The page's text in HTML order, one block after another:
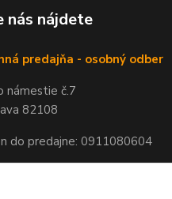
nás nájdete
predajňa - osobný odber
námestie č.7
82108
do predajne: 0911080604